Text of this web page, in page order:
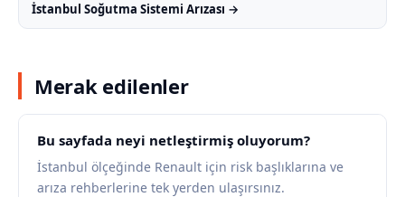
İstanbul Soğutma Sistemi Arızası →
Merak edilenler
Bu sayfada neyi netleştirmiş oluyorum?
İstanbul ölçeğinde Renault için risk başlıklarına ve
arıza rehberlerine tek yerden ulaşırsınız.